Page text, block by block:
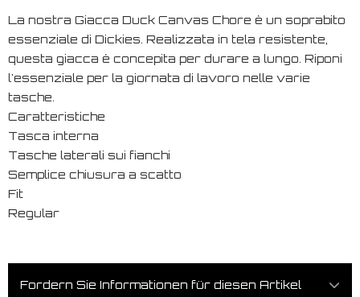
La nostra Giacca Duck Canvas Chore è un soprabito
essenziale di Dickies. Realizzata in tela resistente,
questa giacca è concepita per durare a lungo. Riponi
l'essenziale per la giornata di lavoro nelle varie
tasche.
Caratteristiche
Tasca interna
Tasche laterali sui fianchi
Semplice chiusura a scatto
Fit
Regular
Fordern Sie Informationen für diesen Artikel